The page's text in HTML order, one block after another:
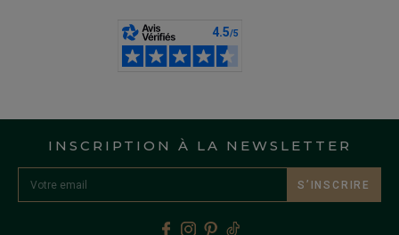
INSCRIPTION À LA NEWSLETTER
S’INSCRIRE